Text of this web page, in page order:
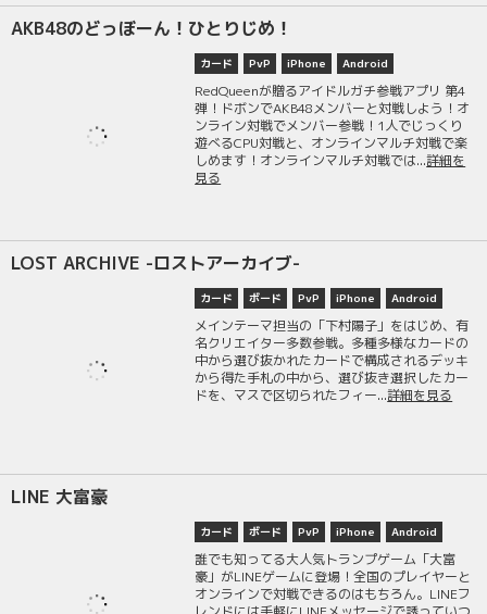
AKB48のどっぼーん！ひとりじめ！
カード PvP iPhone Android
RedQueenが贈るアイドルガチ参戦アプリ 第4
弾！ドボンでAKB48メンバーと対戦しよう！オ
ンライン対戦でメンバー参戦！1人でじっくり
遊べるCPU対戦と、オンラインマルチ対戦で楽
しめます！オンラインマルチ対戦では...詳細を
見る
LOST ARCHIVE -ロストアーカイブ-
カード ボード PvP iPhone Android
メインテーマ担当の「下村陽子」をはじめ、有
名クリエイター多数参戦。多種多様なカードの
中から選び抜かれたカードで構成されるデッキ
から得た手札の中から、選び抜き選択したカー
ドを、マスで区切られたフィー...詳細を見る
LINE 大富豪
カード ボード PvP iPhone Android
誰でも知ってる大人気トランプゲーム「大富
豪」がLINEゲームに登場！全国のプレイヤーと
オンラインで対戦できるのはもちろん。LINEフ